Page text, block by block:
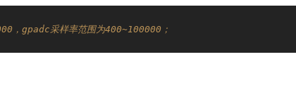
，gpadc采样率范围为400~100000；